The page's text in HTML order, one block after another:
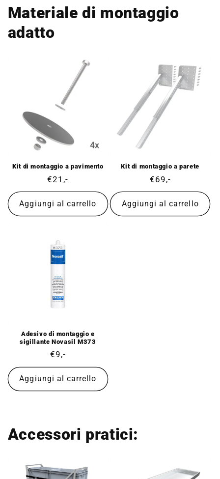
Materiale di montaggio
adatto
Kit di montaggio a pavimento
Prezzo
di
listino
€21,-
Aggiungi al carrello
Kit di montaggio a parete
Prezzo
di
listino
€69,-
Aggiungi al carrello
Adesivo di montaggio e
sigillante Novasil M373
Prezzo
di
listino
€9,-
Aggiungi al carrello
Accessori pratici: